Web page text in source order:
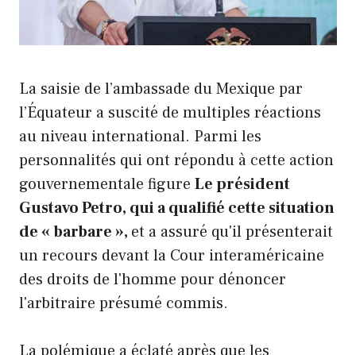
La saisie de l’ambassade du Mexique par
l’Équateur a suscité de multiples réactions
au niveau international. Parmi les
personnalités qui ont répondu à cette action
gouvernementale figure Le président
Gustavo Petro, qui a qualifié cette situation
de « barbare », et a assuré qu'il présenterait
un recours devant la Cour interaméricaine
des droits de l'homme pour dénoncer
l'arbitraire présumé commis.